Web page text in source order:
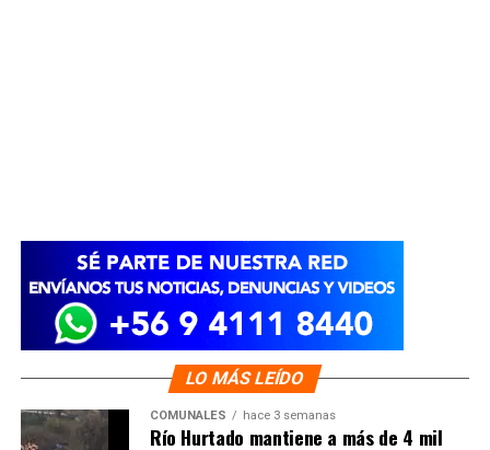
LO MÁS LEÍDO
COMUNALES hace 3 semanas
Río Hurtado mantiene a más de 4 mil